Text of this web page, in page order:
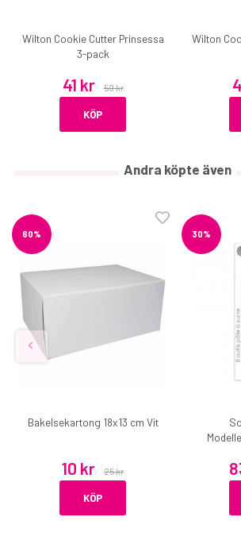
Wilton Cookie Cutter Prinsessa
3-pack
41 kr 59 kr
KÖP
Wilton
Andra köpte även
60%
Bakelsekartong 18x13 cm Vit
10 kr 25 kr
KÖP
30%